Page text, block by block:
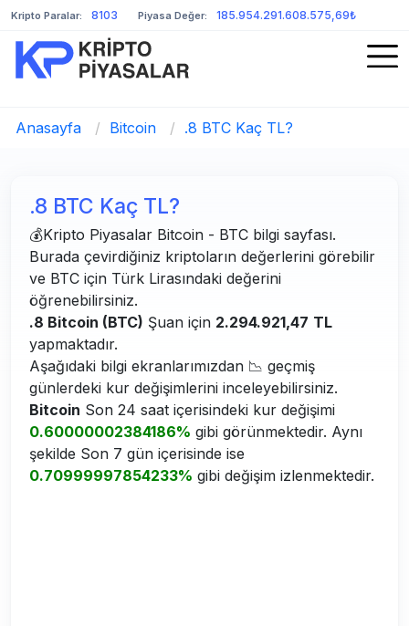
Kripto Paralar: 8103 Piyasa Değer: 185.954.291.608.575,69₺
Anasayfa / Bitcoin / .8 BTC Kaç TL?
.8 BTC Kaç TL?
💰Kripto Piyasalar Bitcoin - BTC bilgi sayfası.
Burada çevirdiğiniz kriptoların değerlerini görebilir
ve BTC için Türk Lirasındaki değerini
öğrenebilirsiniz.
.8 Bitcoin (BTC) Şuan için 2.294.921,47 TL
yapmaktadır.
Aşağıdaki bilgi ekranlarımızdan 📉 geçmiş
günlerdeki kur değişimlerini inceleyebilirsiniz.
Bitcoin Son 24 saat içerisindeki kur değişimi
0.60000002384186% gibi görünmektedir. Aynı
şekilde Son 7 gün içerisinde ise
0.70999997854233% gibi değişim izlenmektedir.